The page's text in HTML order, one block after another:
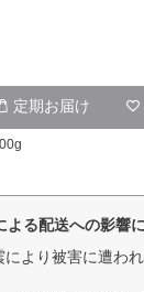
定期お届け
よる配送への影響
より被害に遭わ